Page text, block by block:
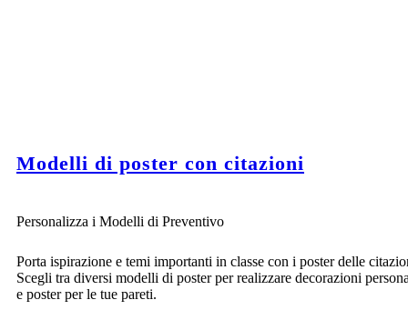
Modelli di poster con citazioni
Personalizza i Modelli di Preventivo
Porta ispirazione e temi importanti in classe con i poster delle
Scegli tra diversi modelli di poster per realizzare decorazioni
e poster per le tue pareti.